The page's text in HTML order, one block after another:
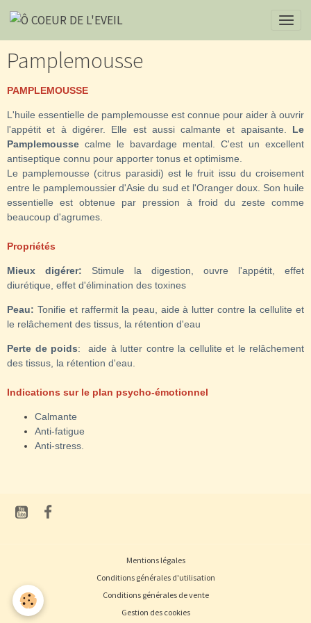
Pamplemousse
PAMPLEMOUSSE
L'huile essentielle de pamplemousse est connue pour aider à ouvrir
l'appétit et à digérer. Elle est aussi calmante et apaisante. Le
Pamplemousse calme le bavardage mental. C'est un excellent
antiseptique connu pour apporter tonus et optimisme.
Le pamplemousse (citrus parasidi) est le fruit issu du croisement
entre le pamplemoussier d'Asie du sud et l'Oranger doux. Son huile
essentielle est obtenue par pression à froid du zeste comme
beaucoup d'agrumes.
Propriétés
Mieux digérer: Stimule la digestion, ouvre l'appétit, effet
diurétique, effet d'élimination des toxines
Peau: Tonifie et raffermit la peau, aide à lutter contre la cellulite et
le relâchement des tissus, la rétention d'eau
Perte de poids: aide à lutter contre la cellulite et le relâchement
des tissus, la rétention d'eau.
Indications sur le plan psycho-émotionnel
Calmante
Anti-fatigue
Anti-stress.
Mentions légales
Conditions générales d'utilisation
Conditions générales de vente
Gestion des cookies